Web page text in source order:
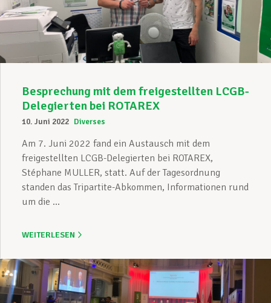
Unterstützung im Privatleben
Mitglied werden
Aktuell
Besprechung mit dem freigestellten LCGB-
Delegierten bei ROTAREX
10. Juni 2022 Diverses
Am 7. Juni 2022 fand ein Austausch mit dem
freigestellten LCGB-Delegierten bei ROTAREX,
Stéphane MULLER, statt. Auf der Tagesordnung
standen das Tripartite-Abkommen, Informationen rund
um die ...
WEITERLESEN